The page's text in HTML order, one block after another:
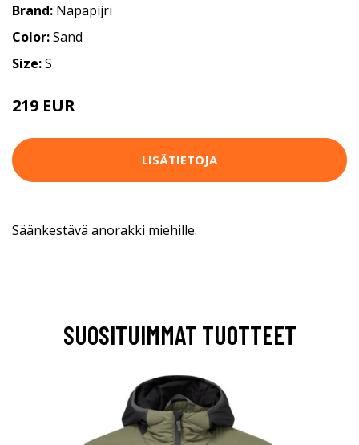
Brand: Napapijri
Color:Sand
Size:S
219 EUR
LISÄTIETOJA
Säänkestävä anorakki miehille.
SUOSITUIMMAT TUOTTEET